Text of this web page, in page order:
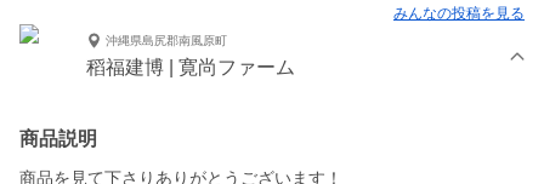
みんなの投稿を見る
沖縄県島尻郡南風原町
稻福建博 | 寛尚ファーム
商品説明
商品を見て下さりありがとうございます！